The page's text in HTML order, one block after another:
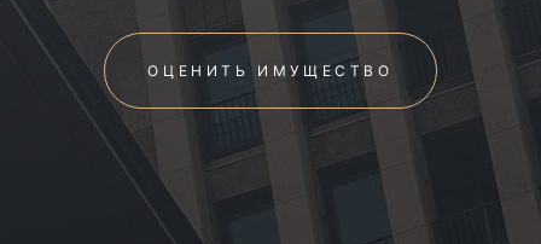
ОЦЕНИТЬ ИМУЩЕСТВО